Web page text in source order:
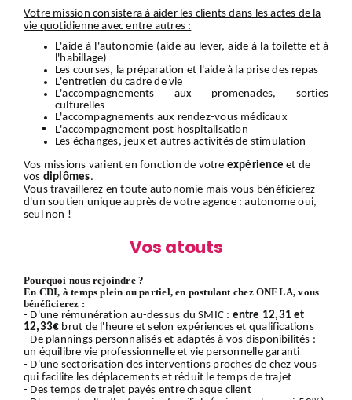
Votre mission consistera à aider les clients dans les actes de la
vie quotidienne avec entre autres :
L'aide à l'autonomie (aide au lever, aide à la toilette et à
l'habillage)
Les courses, la préparation et l'aide à la prise des repas
L'entretien du cadre de vie
L'accompagnements aux promenades, sorties
culturelles
L'accompagnements aux rendez-vous médicaux
L'accompagnement post hospitalisation
Les échanges, jeux et autres activités de stimulation
Vos missions varient en fonction de votre expérience et de
vos diplômes.
Vous travaillerez en toute autonomie mais vous bénéficierez
d'un soutien unique auprès de votre agence : autonome oui,
seul non !
Vos atouts
Pourquoi nous rejoindre ?
En CDI, à temps plein ou partiel, en postulant chez ONELA, vous
bénéficierez :
- D'une rémunération au-dessus du SMIC : entre 12,31 et
12,33€ brut de l'heure et selon expériences et qualifications
- De plannings personnalisés et adaptés à vos disponibilités :
un équilibre vie professionnelle et vie personnelle garanti
- D'une sectorisation des interventions proches de chez vous
qui facilite les déplacements et réduit le temps de trajet
- Des temps de trajet payés entre chaque client